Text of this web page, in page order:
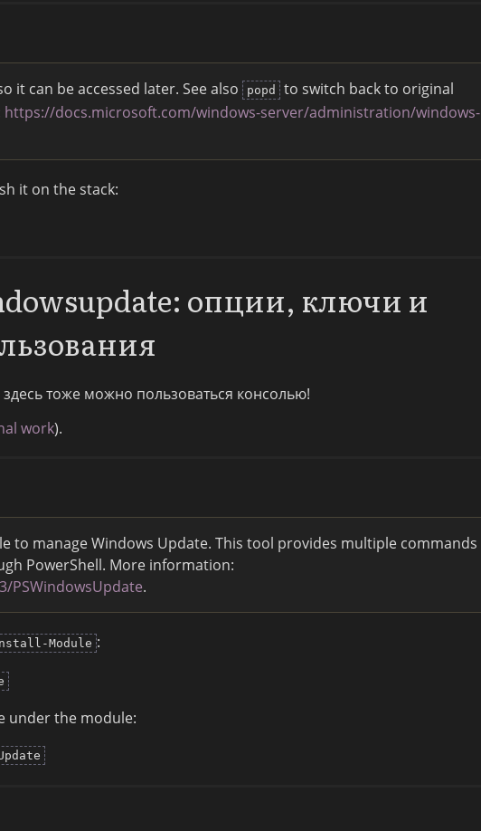
it can be accessed later. See also popd
to switch back to original
https://docs.microsoft.com/windows-server/administration/windows-
it on the stack:
опции, ключи и
тоже можно пользоваться консолью!
work).
to manage Windows Update. This tool provides multiple commands
PowerShell. More information:
PSWindowsUpdate.
Module :
under the module: